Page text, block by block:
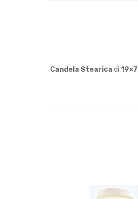
Candela Stearica di 19×7